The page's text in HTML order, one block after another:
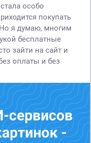
особо
покупать
я думаю, многим
бесплатные
зайти на сайт и
оплаты и без